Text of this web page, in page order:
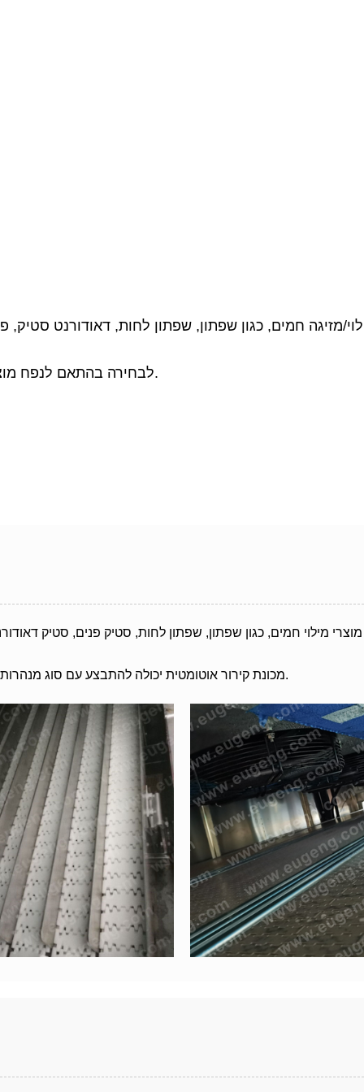
מזיגה חמים, כגון שפתון, שפתון לחות, דאודורנט
מכונת קירור 5P ומכונת קירור 10P לבחירה בהתאם לנפח מוצר שונה וקיבולת נדרשת.
מוצרי מילוי חמים, כגון שפתון, שפתון לחות, סטיק פנים, סטיק
מכונת קירור אוטומטית יכולה להתבצע עם סוג מנהרות בפנים וגם עם סוג בטנה בהתאם לנפח המוצר ולקיבולת הנדרשים.